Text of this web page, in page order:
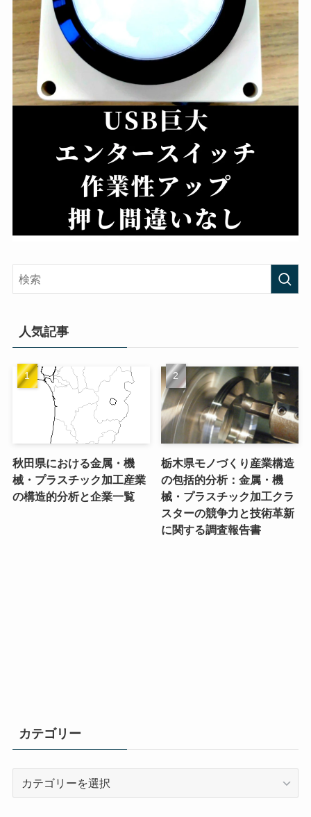
人気記事
秋田県における金属・機
械・プラスチック加工産業
の構造的分析と企業一覧
栃木県モノづくり産業構造
の包括的分析：金属・機
械・プラスチック加工クラ
スターの競争力と技術革新
に関する調査報告書
カテゴリー